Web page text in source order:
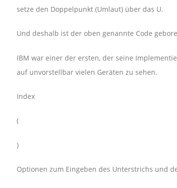
setze den Doppelpunkt (Umlaut) über das U.
Und deshalb ist der oben genannte Code
IBM war einer der ersten, der seine
auf unvorstellbar vielen Geräten zu sehen.
Index
(
)
Optionen zum Eingeben des Unterstrichs und